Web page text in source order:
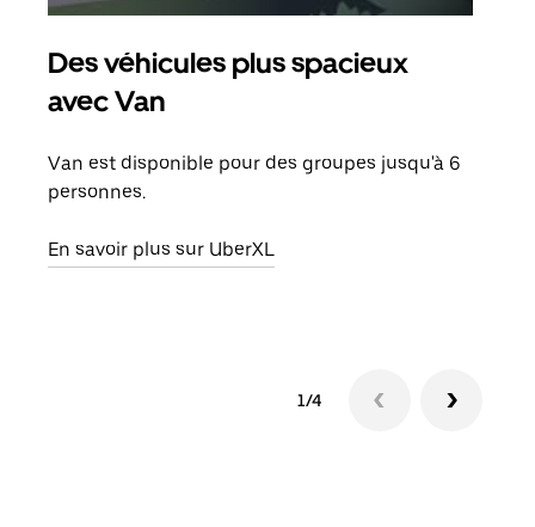
Des véhicules plus spacieux
avec Van
Van est disponible pour des groupes jusqu'à 6
personnes.
En savoir plus sur UberXL
1/4